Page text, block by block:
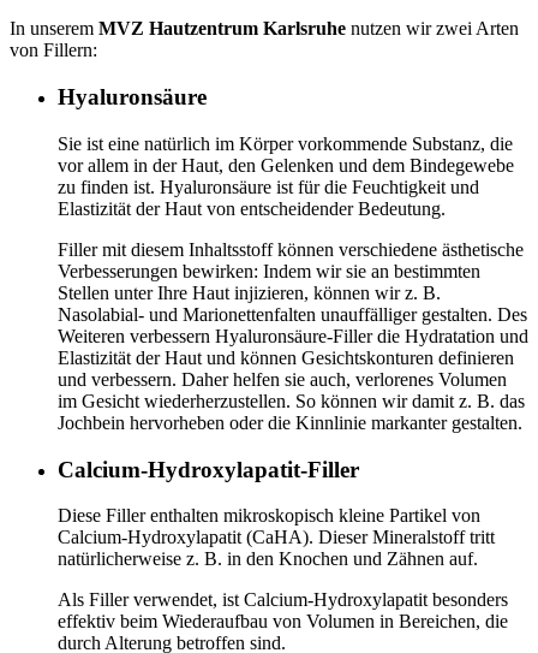
In unserem MVZ Hautzentrum Karlsruhe nutzen wir zwei Arten
von Fillern:
Hyaluronsäure
Sie ist eine natürlich im Körper vorkommende Substanz, die
vor allem in der Haut, den Gelenken und dem Bindegewebe
zu finden ist. Hyaluronsäure ist für die Feuchtigkeit und
Elastizität der Haut von entscheidender Bedeutung.
Filler mit diesem Inhaltsstoff können verschiedene ästhetische
Verbesserungen bewirken: Indem wir sie an bestimmten
Stellen unter Ihre Haut injizieren, können wir z. B.
Nasolabial- und Marionettenfalten unauffälliger gestalten. Des
Weiteren verbessern Hyaluronsäure-Filler die Hydratation und
Elastizität der Haut und können Gesichtskonturen definieren
und verbessern. Daher helfen sie auch, verlorenes Volumen
im Gesicht wiederherzustellen. So können wir damit z. B. das
Jochbein hervorheben oder die Kinnlinie markanter gestalten.
Calcium-Hydroxylapatit-Filler
Diese Filler enthalten mikroskopisch kleine Partikel von
Calcium-Hydroxylapatit (CaHA). Dieser Mineralstoff tritt
natürlicherweise z. B. in den Knochen und Zähnen auf.
Als Filler verwendet, ist Calcium-Hydroxylapatit besonders
effektiv beim Wiederaufbau von Volumen in Bereichen, die
durch Alterung betroffen sind.